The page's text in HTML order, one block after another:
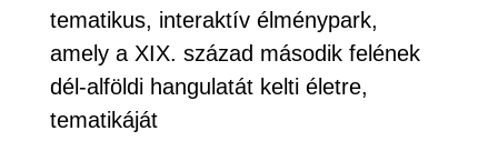
tematikus, interaktív élménypark,
amely a XIX. század második felének
dél-alföldi hangulatát kelti életre,
tematikáját